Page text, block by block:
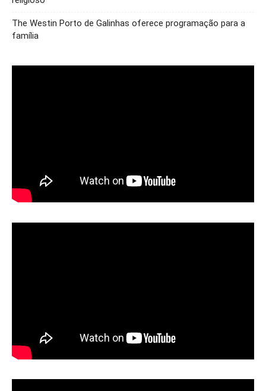
The Westin Porto de Galinhas oferece programação para a
família